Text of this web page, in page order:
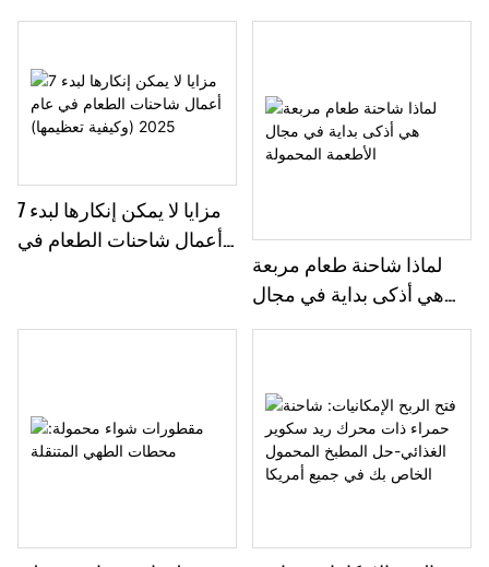
استثمار لأعمال الغذاء
إعادة تعريف مشاريع الطهي
7 مزايا لا يمكن إنكارها لبدء
أعمال شاحنات الطعام في
لماذا شاحنة طعام مربعة
هي أذكى بداية في مجال
الأطعمة المحمولة